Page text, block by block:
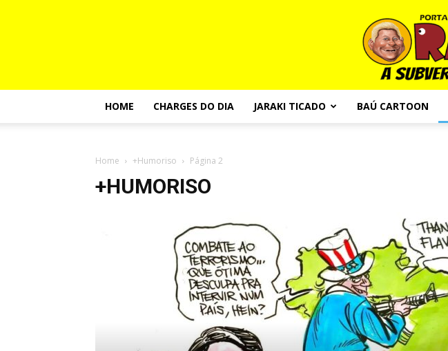
HOME CHARGES DO DIA JARAKI TICADO BAÚ CARTOON
Home +Humoriso Página 2
+HUMORISO